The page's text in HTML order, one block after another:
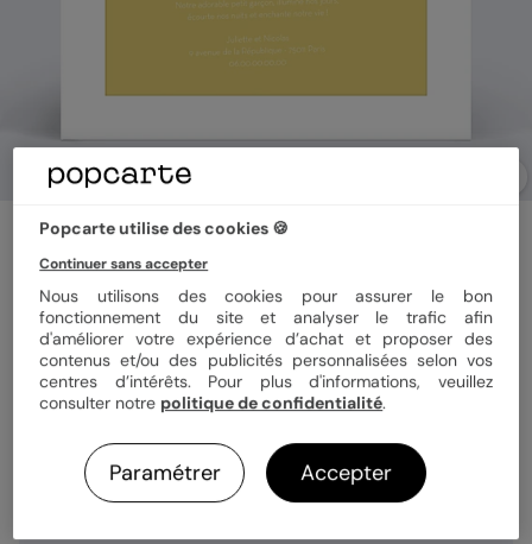
Faire part naissance
Linge de bébé
4(1 avis)
Format 14x14 cm plié
Quantité 8 cartes
Popcarte utilise des cookies 🍪
Continuer sans accepter
Nous utilisons des cookies pour assurer le bon
fonctionnement du site et analyser le trafic afin
d'améliorer votre expérience d’achat et proposer des
contenus et/ou des publicités personnalisées selon vos
centres d’intérêts. Pour plus d'informations, veuillez
consulter notre politique de confidentialité.
Paramétrer Accepter